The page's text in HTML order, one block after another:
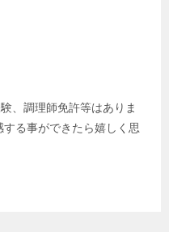
、調理師免許等はありま
る事ができたら嬉しく思